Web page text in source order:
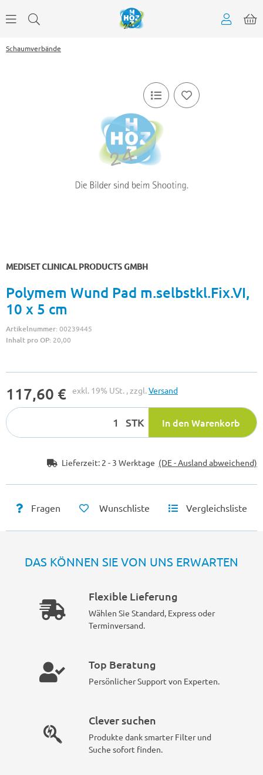
Schaumverbände
MEDISET CLINICAL PRODUCTS GMBH
Polymem Wund Pad m.selbstkl.Fix.VI,
10 x 5 cm
Artikelnummer:00239445
Inhalt pro OP: 20,00
117,60 € exkl. 19% USt. , zzgl.Versand
STK In den Warenkorb
Lieferzeit: 2 - 3 Werktage (DE - Ausland abweichend)
Fragen Wunschliste Vergleichsliste
DAS KÖNNEN SIE VON UNS ERWARTEN
Flexible Lieferung
Wählen Sie Standard, Express oder
Terminversand.
Top Beratung
Persönlicher Support von Experten.
Clever suchen
Produkte dank smarter Filter und
Suche sofort finden.